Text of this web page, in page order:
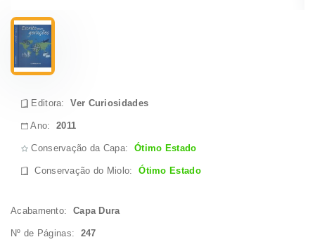
Editora:Ver Curiosidades
Ano:2011
Conservação da Capa: Ótimo Estado
Conservação do Miolo:Ótimo Estado
Acabamento: Capa Dura
Nº de Páginas: 247